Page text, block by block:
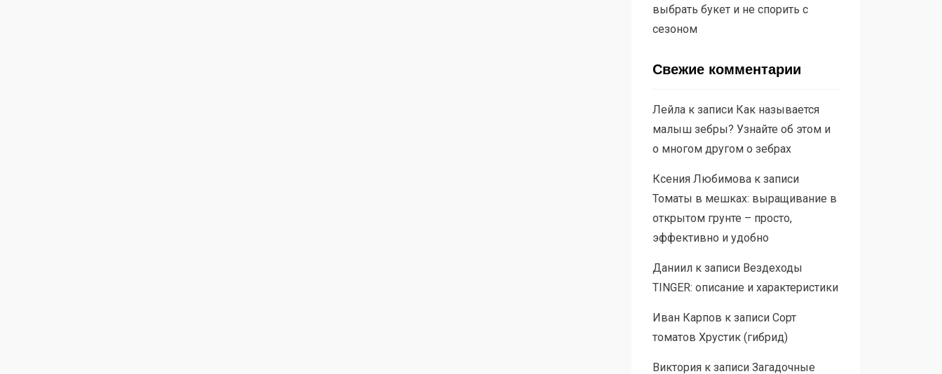
выбрать букет и не спорить с
сезоном
Свежие комментарии
Лейлак записи Как называется
малыш зебры? Узнайте об этом и
о многом другом о зебрах
Ксения Любимовак записи
Томаты в мешках: выращивание в
открытом грунте – просто,
эффективно и удобно
Даниилк записи Вездеходы
TINGER: описание и характеристики
Иван Карпов к записи Сорт
томатов Хрустик (гибрид)
Викторияк записи Загадочные